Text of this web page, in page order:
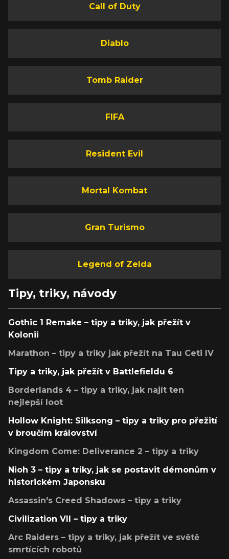
Call of Duty
Diablo
Tomb Raider
FIFA
Resident Evil
Mortal Kombat
Gran Turismo
Legend of Zelda
Tipy, triky, návody
Gothic 1 Remake – tipy a triky, jak přežít v
Kolonii
Marathon – tipy a triky jak přežít na Tau Ceti IV
Tipy a triky, jak přežít v Battlefieldu 6
Borderlands 4 – tipy a triky, jak najít ten
nejlepší loot
Hollow Knight: Silksong – tipy a triky pro přežití
v broučím království
Kingdom Come: Deliverance 2 – tipy a triky
Nioh 3 – tipy a triky, jak se postavit démonům v
historickém Japonsku
Assassin's Creed Shadows – tipy a triky
Civilization VII – tipy a triky
Arc Raiders – tipy a triky, jak přežít ve světě
smrtících robotů